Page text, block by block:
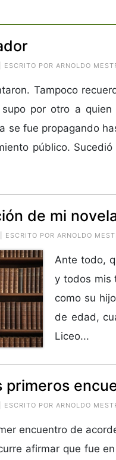
POR ARNOLDO
Tampoco
por otro a
se fue propagando
público.
de mi
POR ARNOLDO
Ante todo,
y todos mis
como su
de edad,
Liceo...
primeros
POR ARNOLDO
encuentro de
afirmar que fue